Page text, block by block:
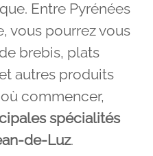
Entre Pyrénées
vous pourrez vous
brebis, plats
autres produits
commencer,
spécialités
de-Luz.